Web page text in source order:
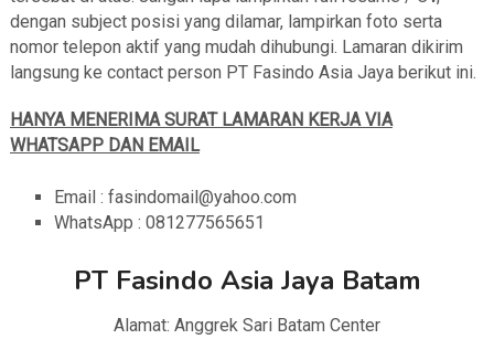
dengan subject posisi yang dilamar, lampirkan foto serta
nomor telepon aktif yang mudah dihubungi. Lamaran dikirim
langsung ke contact person PT Fasindo Asia Jaya berikut ini.
HANYA MENERIMA SURAT LAMARAN KERJA VIA
WHATSAPP DAN EMAIL
Email : fasindomail@yahoo.com
WhatsApp : 081277565651
PT Fasindo Asia Jaya Batam
Alamat: Anggrek Sari Batam Center